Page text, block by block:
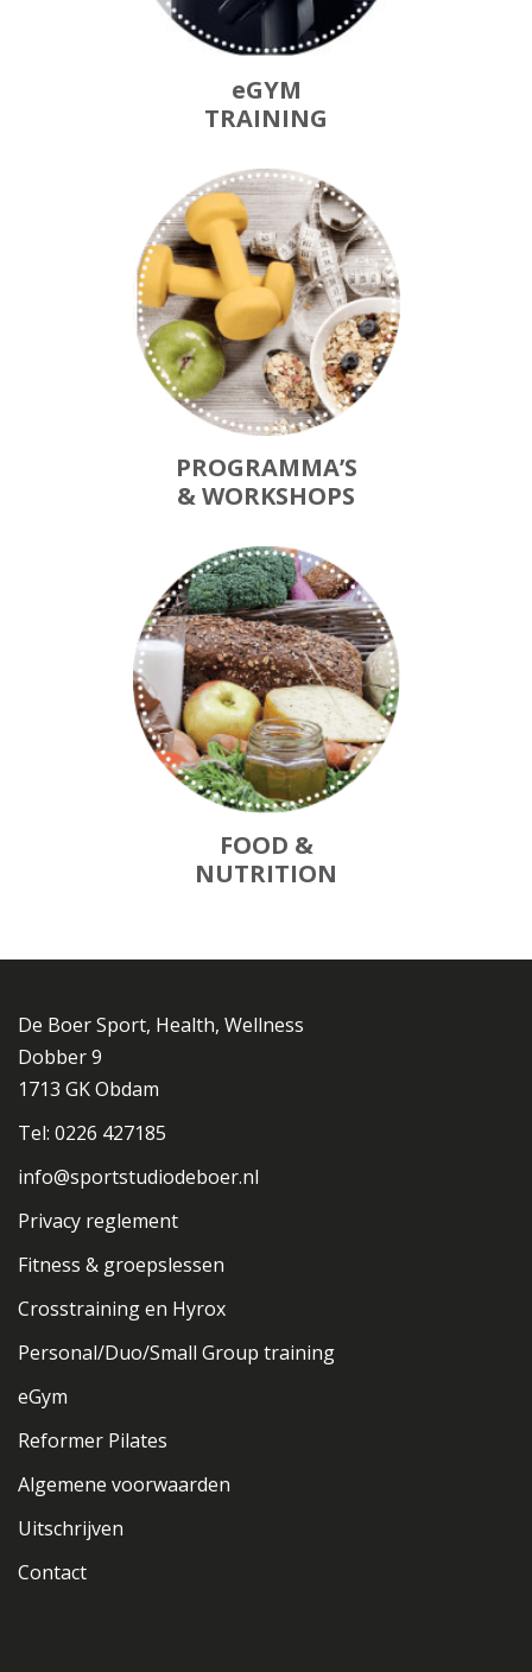
eGYM
TRAINING
PROGRAMMA’S
& WORKSHOPS
FOOD &
NUTRITION
De Boer Sport, Health, Wellness
Dobber 9
1713 GK Obdam
Tel: 0226 427185
info@sportstudiodeboer.nl
Privacy reglement
Fitness & groepslessen
Crosstraining en Hyrox
Personal/Duo/Small Group training
eGym
Reformer Pilates
Algemene voorwaarden
Uitschrijven
Contact